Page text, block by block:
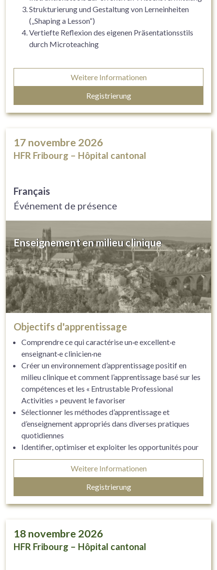
Strukturierung und Gestaltung von Lerneinheiten
(„Shaping a Lesson“)
Vertiefte Reflexion des eigenen Präsentationsstils
durch Microteaching
Weitere Informationen
Registrierung
17 novembre 2026
HFR Fribourg – Hôpital cantonal
Français
Événement de présence
Enseignement en milieu clinique
Objectifs d'apprentissage
Comprendre ce qui caractérise un·e excellent·e
enseignant·e clinicien·ne
Créer un environnement d’apprentissage positif en
milieu clinique et comment l’apprentissage basé sur les
compétences et les « Entrustable Professional
Activities » peuvent le favoriser
Sélectionner les méthodes d’apprentissage et
d’enseignement appropriés dans diverses pratiques
quotidiennes
Identifier, optimiser et exploiter les opportunités pour
l’enseignement et l’apprentissage en milieu clinique
Appliquer des stratégies efficaces pour évaluer son
Weitere Informationen
Registrierung
18 novembre 2026
HFR Fribourg – Hôpital cantonal